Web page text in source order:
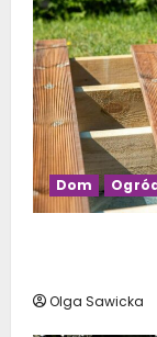
Dom
Olga Sawicka